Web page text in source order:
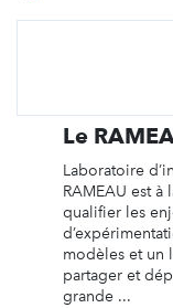
Le
Laboratoire
RAMEAU est
qualifier les
modèles et un
partager et
grande ...